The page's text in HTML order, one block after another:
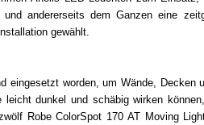
und andererseits dem Ganzen eine
gewählt.
eingesetzt worden, um Wände,
dunkel und schäbig wirken
Robe ColorSpot 170 AT Moving